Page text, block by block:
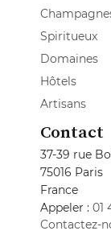
Spiritueux
Domaines
Hôtels
Artisans
Contact
37-39 rue
75016 Paris
France
Appeler : 01
Contactez-